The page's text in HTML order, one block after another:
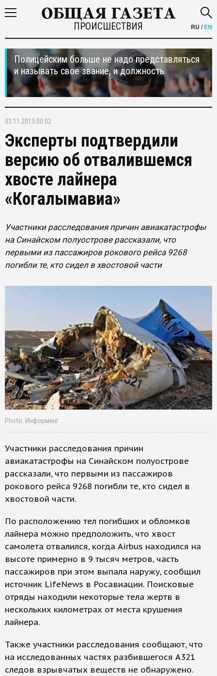
ПРОИСШЕСТВИЯ RU /EN
Полицейским больше не надо представляться
и называть свое звание, и должность
03.11.2015 00:02
Эксперты подтвердили
версию об отвалившемся
хвосте лайнера
«Когалымавиа»
Участники расследования причин авиакатастрофы
на Синайском полуострове рассказали, что
первыми из пассажиров рокового рейса 9268
погибли те, кто сидел в хвостовой части
Photo: Информинг
Участники расследования причин
авиакатастрофы на Синайском полуострове
рассказали, что первыми из пассажиров
рокового рейса 9268 погибли те, кто сидел в
хвостовой части.
По расположению тел погибших и обломков
лайнера можно предположить, что хвост
самолета отвалился, когда Airbus находился на
высоте примерно в 9 тысяч метров, часть
пассажиров при этом выпала наружу, сообщил
источник LifeNews в Росавиации. Поисковые
отряды находили некоторые тела жертв в
нескольких километрах от места крушения
лайнера.
Также участники расследования сообщают, что
на исследованных частях разбившегося А321
следов взрывчатых веществ не обнаружено.